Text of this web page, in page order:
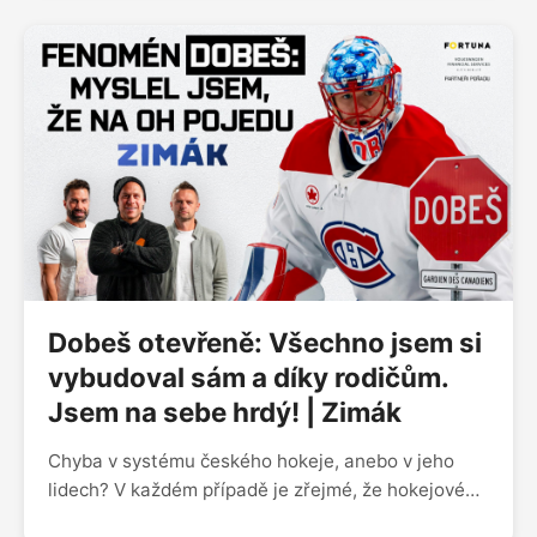
prodloužil o dalších pět let. „Nebudu po roce
vykřikovat, že jsem největší Flyer na světě, ale
cítím se tam strašně dobře. Ale hlavní je, co nosíte
na prsou, nikoli na zádech,“ líčil v podcastu Zimák,
v němž byl exkluzivním hostem. Prozradil, v čem je
rozdíl proti předchozím štacím, co ho nejvíc
znervóznělo. Mluvil o kultuře Philly i o fotbale,
vrátil se k olympiádě, play off NHL a vazbám, jež ho
spojují s bronzovou českou osmnáctkou.
Dobeš otevřeně: Všechno jsem si
vybudoval sám a díky rodičům.
Jsem na sebe hrdý! | Zimák
Chyba v systému českého hokeje, anebo v jeho
lidech? V každém případě je zřejmé, že hokejové